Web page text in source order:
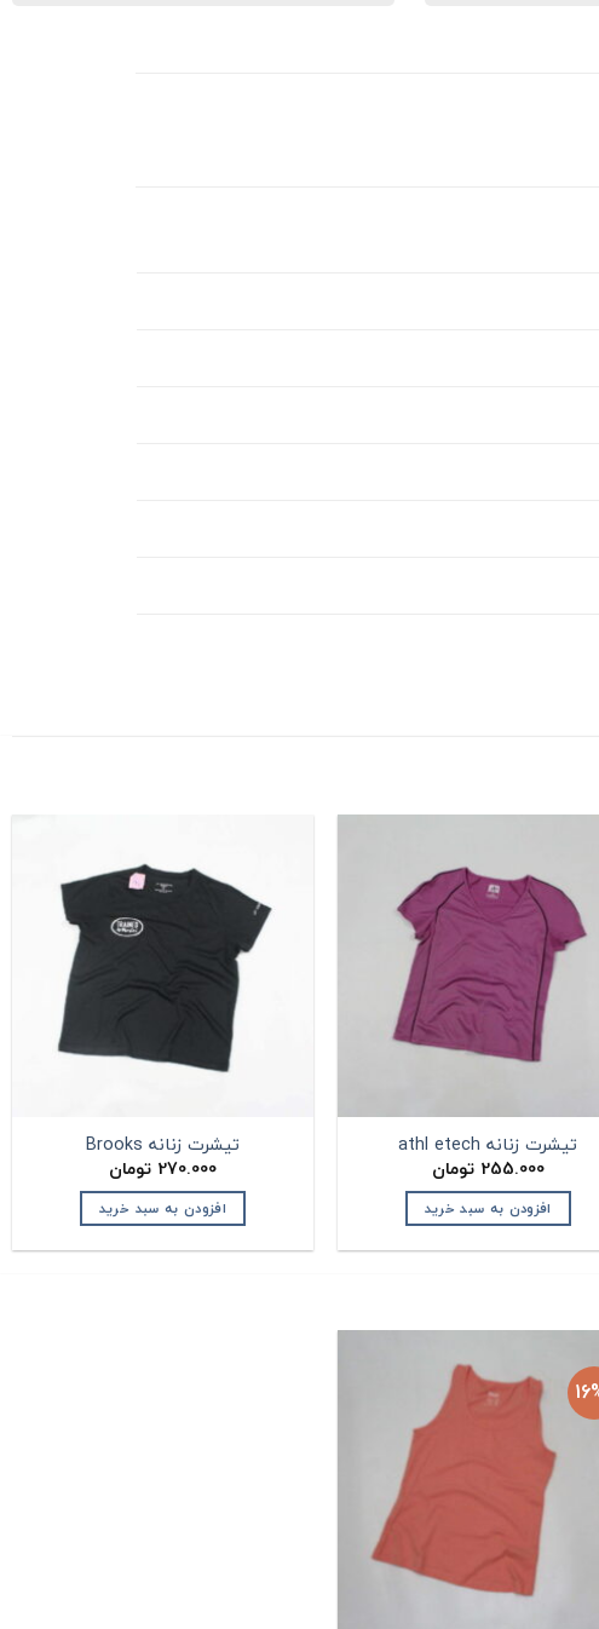
تیشرت زنانه athl etech
255.000 تومان
افزودن به سبد خرید
تیشرت زنانه Brooks
270.000 تومان
افزودن به سبد خرید